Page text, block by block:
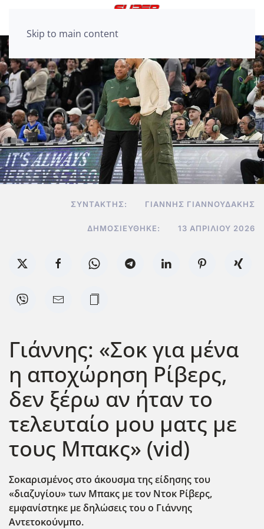
Skip to main content
ΣΥΝΤΆΚΤΗΣ: ΓΙΆΝΝΗΣ ΓΙΑΝΝΟΥΔΆΚΗΣ
ΔΗΜΟΣΙΕΎΘΗΚΕ: 13 ΑΠΡΙΛΊΟΥ 2026
Γιάννης: «Σοκ για μένα
η αποχώρηση Ρίβερς,
δεν ξέρω αν ήταν το
τελευταίο μου ματς με
τους Μπακς» (vid)
Σοκαρισμένος στο άκουσμα της είδησης του
«διαζυγίου» των Μπακς με τον Ντοκ Ρίβερς,
εμφανίστηκε με δηλώσεις του ο Γιάννης
Αντετοκούνμπο.